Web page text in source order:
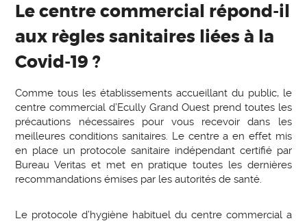
Le centre commercial répond-il
aux règles sanitaires liées à la
Covid-19 ?
Comme tous les établissements accueillant du public, le
centre commercial d’Ecully Grand Ouest prend toutes les
précautions nécessaires pour vous recevoir dans les
meilleures conditions sanitaires. Le centre a en effet mis
en place un protocole sanitaire indépendant certifié par
Bureau Veritas et met en pratique toutes les dernières
recommandations émises par les autorités de santé.
Le protocole d’hygiène habituel du centre commercial a